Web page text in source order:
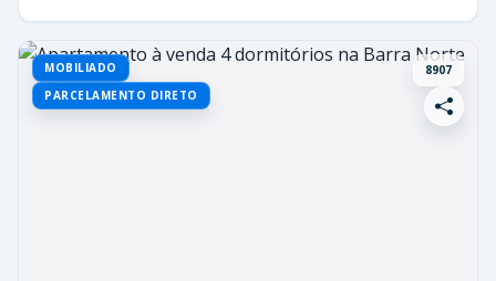
MOBILIADO
PARCELAMENTO DIRETO
8907